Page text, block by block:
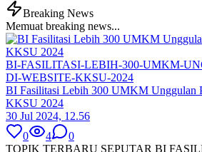
Breaking News
Memuat breaking news...
BI-FASILITASI-LEBIH-300-UMKM-
DI-WEBSITE-KKSU-2024
BI Fasilitasi Lebih 300 UMKM Unggulan
KKSU 2024
30 Jul 2024, 12.56
0
4
0
TOPIK TERBARU SEPUTAR BI